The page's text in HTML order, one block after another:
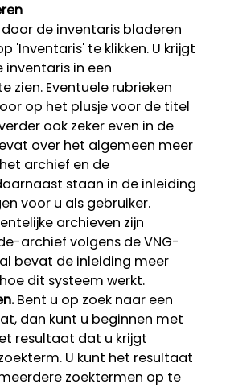
de inventaris bladeren
'Inventaris' te klikken. U krijgt
in een
zien. Eventuele rubrieken
op het plusje voor de titel
ook zeker even in de
over het algemeen meer
archief en de
staan in de inleiding
voor u als gebruiker.
archieven zijn
archief volgens de VNG-
bevat de inleiding meer
dit systeem werkt.
Bent u op zoek naar een
dan kunt u beginnen met
resultaat dat u krijgt
U kunt het resultaat
zoektermen op te